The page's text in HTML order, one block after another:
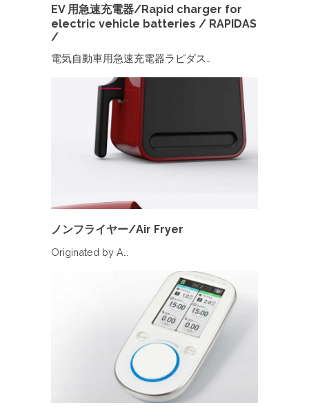
EV 用急速充電器/Rapid charger for
electric vehicle batteries / RAPIDAS
/
電気自動車用急速充電器ラピダス…
ノンフライヤー/Air Fryer
Originated by A…